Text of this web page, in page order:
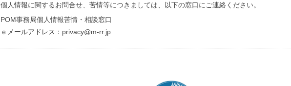
個人情報に関するお問合せ、苦情等につきましては、以下の窓口にご連絡ください。
POM事務局個人情報苦情・相談窓口
ｅメールアドレス：privacy@m-rr.jp